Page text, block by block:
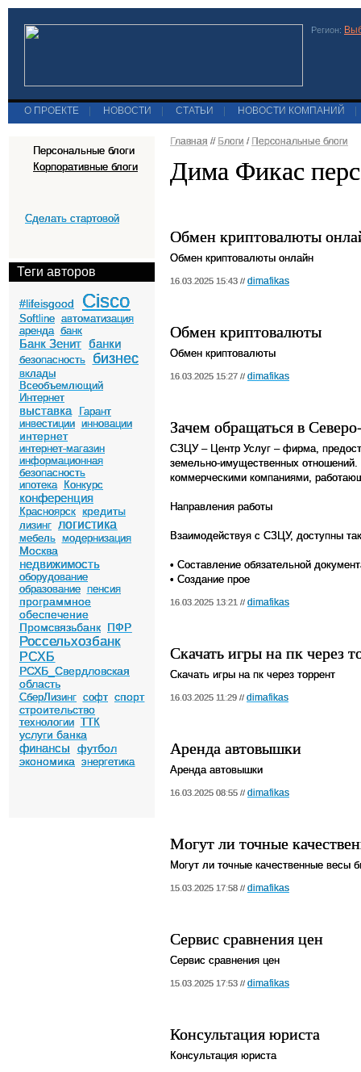
Регион:
О ПРОЕКТЕ НОВОСТИ СТАТЬИ НОВОСТИ КОМПАНИЙ
Персональные блоги
Корпоративные блоги
Сделать стартовой
Теги авторов
#lifeisgood Cisco
Softline автоматизация
аренда банк
Банк Зенит банки
безопасность бизнес
вклады
Всеобъемлющий
Интернет
выставка
Гарант
инвестиции инновации
интернет
интернет-магазин
информационная
безопасность
ипотека
Конкурс
конференция
Красноярск кредиты
лизинг логистика
мебель модернизация
Москва
недвижимость
оборудование
образование пенсия
программное
обеспечение
Промсвязьбанк ПФР
Россельхозбанк
РСХБ
РСХБ_Свердловская
область
СберЛизинг софт спорт
строительство
технологии ТТК
услуги банка
финансы
футбол
экономика
энергетика
Главная // Блоги / Персональные блоги
Дима Фикас
Обмен криптовалюты
Обмен криптовалюты онлайн
16.03.2025 15:43 // dimafikas
Обмен криптовалюты
Обмен криптовалюты
16.03.2025 15:27 // dimafikas
Зачем обращаться в
СЗЦУ – Центр Услуг – фирма,
земельно-имущественных
коммерческими компаниями,
Направления работы
Взаимодействуя с СЗЦУ, доступны
• Составление обязательной
• Создание прое
16.03.2025 13:21 // dimafikas
Скачать игры на пк через
Скачать игры на пк через торрент
16.03.2025 11:29 // dimafikas
Аренда автовышки
Аренда автовышки
16.03.2025 08:55 // dimafikas
Могут ли точные
Могут ли точные качественные весы
15.03.2025 17:58 // dimafikas
Сервис сравнения цен
Сервис сравнения цен
15.03.2025 17:53 // dimafikas
Консультация юриста
Консультация юриста